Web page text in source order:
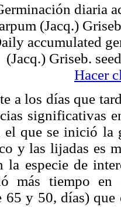
diaria
(Jacq.)
accumulated
(Jacq.) Griseb.
Hacer
a los días que
significativas
que se inició la
y las lijadas es
la especie de
más tiempo en
65 y 50, días)